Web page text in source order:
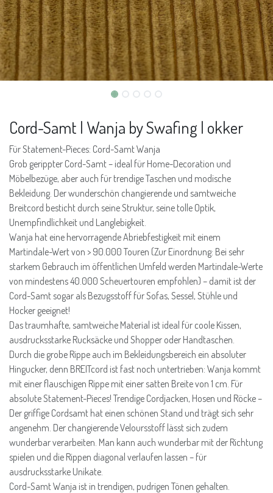
Cord-Samt | Wanja by Swafing | okker
Für Statement-Pieces: Cord-Samt Wanja
Grob gerippter Cord-Samt – ideal für Home-Decoration und
Möbelbezüge, aber auch für trendige Taschen und modische
Bekleidung. Der wunderschön changierende und samtweiche
Breitcord besticht durch seine Struktur, seine tolle Optik,
Unempfindlichkeit und Langlebigkeit.
Wanja hat eine hervorragende Abriebfestigkeit mit einem
Martindale-Wert von > 90.000 Touren (Zur Einordnung: Bei sehr
starkem Gebrauch im öffentlichen Umfeld werden Martindale-Werte
von mindestens 40.000 Scheuertouren empfohlen) – damit ist der
Cord-Samt sogar als Bezugsstoff für Sofas, Sessel, Stühle und
Hocker geeignet!
Das traumhafte, samtweiche Material ist ideal für coole Kissen,
ausdrucksstarke Rucksäcke und Shopper oder Handtaschen.
Durch die grobe Rippe auch im Bekleidungsbereich ein absoluter
Hingucker, denn BREITcord ist fast noch untertrieben: Wanja kommt
mit einer flauschigen Rippe mit einer satten Breite von 1 cm. Für
absolute Statement-Pieces! Trendige Cordjacken, Hosen und Röcke –
Der griffige Cordsamt hat einen schönen Stand und trägt sich sehr
angenehm. Der changierende Veloursstoff lässt sich zudem
wunderbar verarbeiten. Man kann auch wunderbar mit der Richtung
spielen und die Rippen diagonal verlaufen lassen – für
ausdrucksstarke Unikate.
Cord-Samt Wanja ist in trendigen, pudrigen Tönen gehalten.